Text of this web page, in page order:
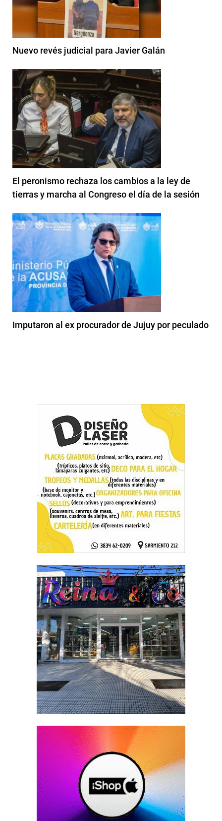
Nuevo revés judicial para Javier Galán
El peronismo rechaza los cambios a la ley de
tierras y marcha al Congreso el día de la sesión
Imputaron al ex procurador de Jujuy por peculado